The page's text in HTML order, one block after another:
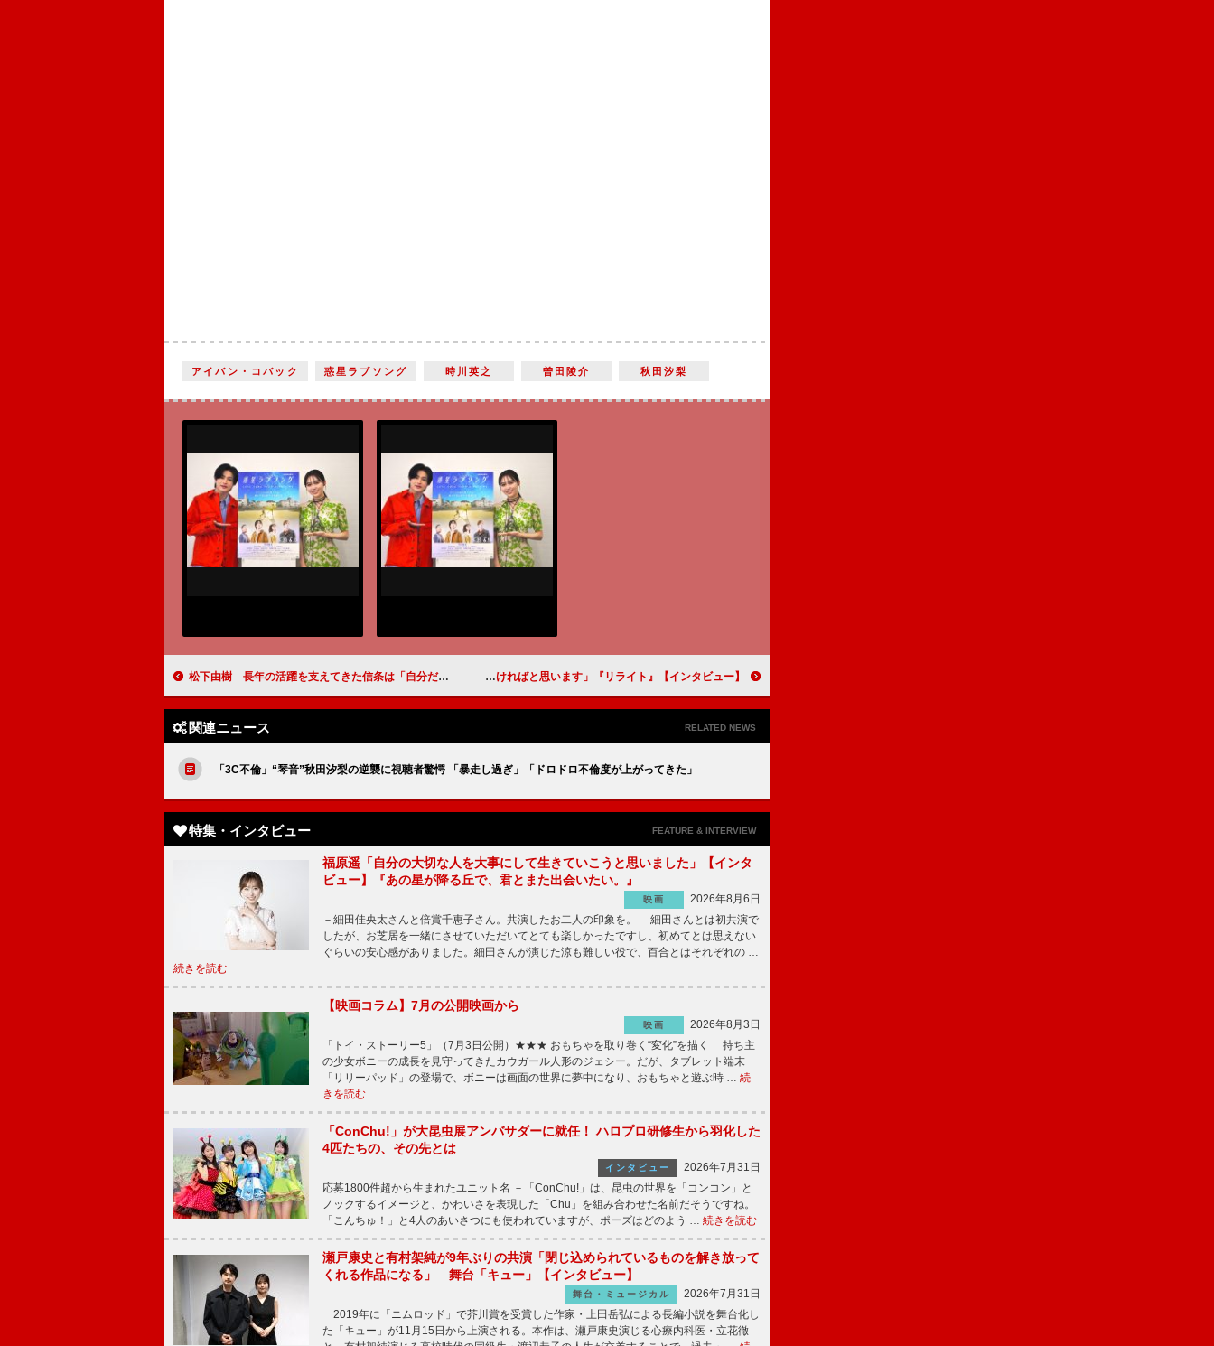
アイバン・コバック 惑星ラブソング 時川英之 曽田陵介 秋田汐梨
松下由樹 長年の活躍を支えてきた信条は「自分だけでなく、共演者や周りの皆さんにとってもいい結果が得られるように」「ディアマイベイビー～私があなたを支配するまで～」【インタビュー】 池田エライザ「不思議な夏の思い出として心にとめていただければと思います」『リライト』【インタビュー】
関連ニュース RELATED NEWS
「3C不倫」“琴音”秋田汐梨の逆襲に視聴者驚愕 「暴走し過ぎ」「ドロドロ不倫度が上がってきた」
特集・インタビュー FEATURE & INTERVIEW
福原遥「自分の大切な人を大事にして生きていこうと思いました」【インタ
ビュー】『あの星が降る丘で、君とまた出会いたい。』
映画
2026年8月6日
－細田佳央太さんと倍賞千恵子さん。共演したお二人の印象を。 細田さんとは初共演で
したが、お芝居を一緒にさせていただいてとても楽しかったですし、初めてとは思えない
ぐらいの安心感がありました。細田さんが演じた涼も難しい役で、百合とはそれぞれの …
続きを読む
【映画コラム】7月の公開映画から
映画
2026年8月3日
「トイ・ストーリー5」（7月3日公開）★★★ おもちゃを取り巻く“変化”を描く 持ち主
の少女ボニーの成長を見守ってきたカウガール人形のジェシー。だが、タブレット端末
「リリーパッド」の登場で、ボニーは画面の世界に夢中になり、おもちゃと遊ぶ時 … 続
きを読む
「ConChu!」が大昆虫展アンバサダーに就任！ ハロプロ研修生から羽化した
4匹たちの、その先とは
インタビュー
2026年7月31日
応募1800件超から生まれたユニット名 －「ConChu!」は、昆虫の世界を「コンコン」と
ノックするイメージと、かわいさを表現した「Chu」を組み合わせた名前だそうですね。
「こんちゅ！」と4人のあいさつにも使われていますが、ポーズはどのよう … 続きを読む
瀬戸康史と有村架純が9年ぶりの共演「閉じ込められているものを解き放って
くれる作品になる」 舞台「キュー」【インタビュー】
舞台・ミュージカル
2026年7月31日
2019年に「ニムロッド」で芥川賞を受賞した作家・上田岳弘による長編小説を舞台化し
た「キュー」が11月15日から上演される。本作は、瀬戸康史演じる心療内科医・立花徹